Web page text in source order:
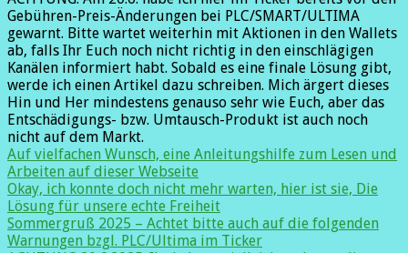
Gebühren-Preis-Änderungen bei PLC/SMART/ULTIMA
gewarnt. Bitte wartet weiterhin mit Aktionen in den Wallets
ab, falls Ihr Euch noch nicht richtig in den einschlägigen
Kanälen informiert habt. Sobald es eine finale Lösung gibt,
werde ich einen Artikel dazu schreiben. Mich ärgert dieses
Hin und Her mindestens genauso sehr wie Euch, aber das
Entschädigungs- bzw. Umtausch-Produkt ist auch noch
nicht auf dem Markt.
Auf vielfachen Wunsch, eine Anleitungshilfe zum Lesen und
Arbeiten auf dieser Webseite
Okay, ich konnte doch nicht mehr warten, hier ist sie, Die
Lösung für unsere echte Freiheit
Sommergruß 2025 – Achtet bitte auch auf die folgenden
Warnungen bzgl. PLC/Ultima im Ticker